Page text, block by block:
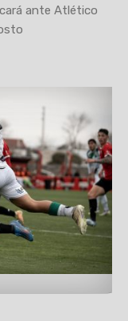
ante Atlético